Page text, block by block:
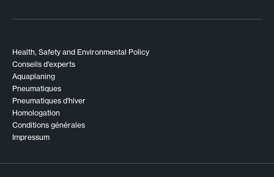
Health, Safety and Environmental Policy
Conseils d'experts
Aquaplaning
Pneumatiques
Pneumatiques d'hiver
Homologation
Conditions générales
Impressum